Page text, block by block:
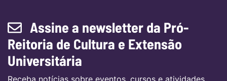
Assine a newsletter da Pró-
Reitoria de Cultura e Extensão
Universitária